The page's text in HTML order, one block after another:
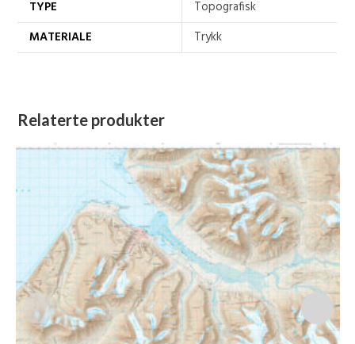
TYPE
Topografisk
MATERIALE
Trykk
Relaterte produkter